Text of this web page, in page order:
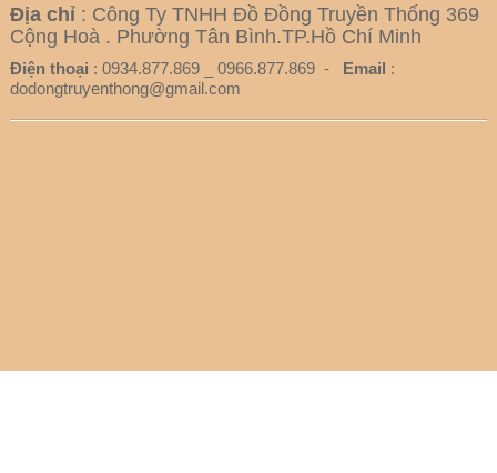
Địa chỉ : Công Ty TNHH Đồ Đồng Truyền Thống 369
Cộng Hoà . Phường Tân Bình.TP.Hồ Chí Minh
Điện thoại : 0934.877.869 _ 0966.877.869 - Email :
dodongtruyenthong@gmail.com